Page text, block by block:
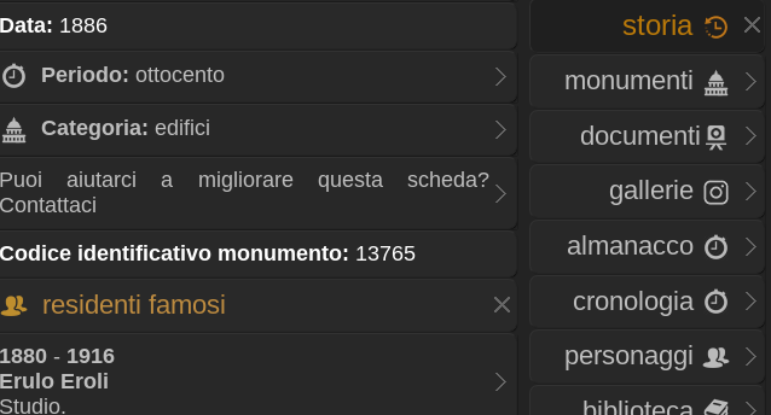
storia
monumenti
documenti
gallerie
almanacco
cronologia
personaggi
Data: 1886
Periodo: ottocento
Categoria: edifici
Puoi aiutarci a migliorare questa scheda?
Contattaci
Codice identificativo monumento: 13765
residenti famosi
1880 - 1916
Erulo Eroli
Studio.